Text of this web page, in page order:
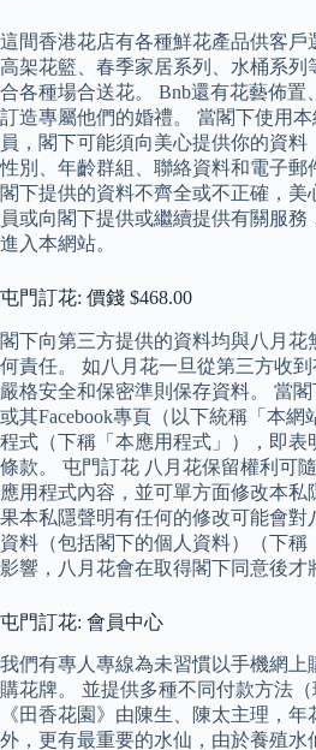
這間香港花店有各種鮮花產品供客戶
高架花籃、春季家居系列、水桶系列
合各種場合送花。 Bnb還有花藝佈置
訂造專屬他們的婚禮。 當閣下使用
員，閣下可能須向美心提供你的資料
性別、年齡群組、聯絡資料和電子郵
閣下提供的資料不齊全或不正確，
員或向閣下提供或繼續提供有關服
進入本網站。
屯門訂花: 價錢 $468.00
閣下向第三方提供的資料均與八月
何責任。 如八月花一旦從第三方收
嚴格安全和保密準則保存資料。 當
或其Facebook專頁（以下統稱「本網
程式（下稱「本應用程式」），即表
條款。 屯門訂花 八月花保留權利可
應用程式內容，並可單方面修改本私
果本私隱聲明有任何的修改可能會對
資料（包括閣下的個人資料）（下
影響，八月花會在取得閣下同意後才
屯門訂花: 會員中心
我們有專人專線為未習慣以手機網
購花牌。 並提供多種不同付款方法（
《田香花園》由陳生、陳太主理，
外，更有最重要的水仙，由於養殖